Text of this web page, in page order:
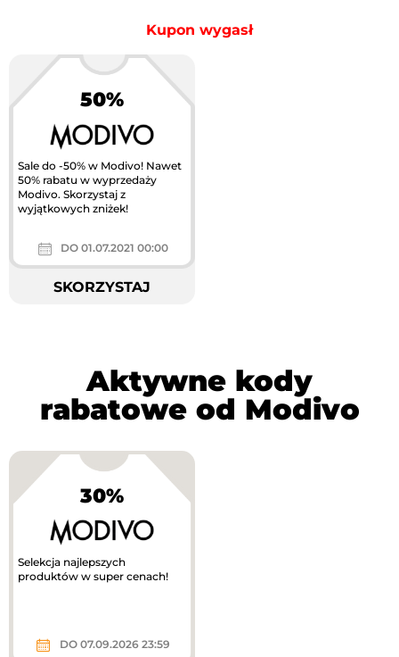
Kupon wygasł
50%
Sale do -50% w Modivo! Nawet
50% rabatu w wyprzedaży
Modivo. Skorzystaj z
wyjątkowych zniżek!
DO 01.07.2021 00:00
SKORZYSTAJ
Aktywne kody
rabatowe od Modivo
30%
Selekcja najlepszych
produktów w super cenach!
DO 07.09.2026 23:59